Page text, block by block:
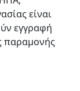
είναι
εγγραφή
παραμονής